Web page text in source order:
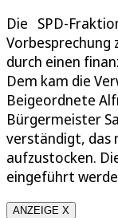
Die SPD-
Vorbesprechung
durch einen
Dem kam die
Beigeordnete
Bürgermeister
verständigt, das
aufzustocken.
eingeführt
ANZEIGE X